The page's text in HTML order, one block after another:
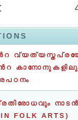
FOLK ARTS)